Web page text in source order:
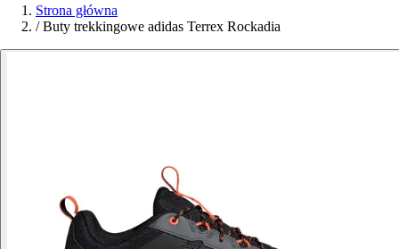
Strona główna
/ Buty trekkingowe adidas Terrex Rockadia